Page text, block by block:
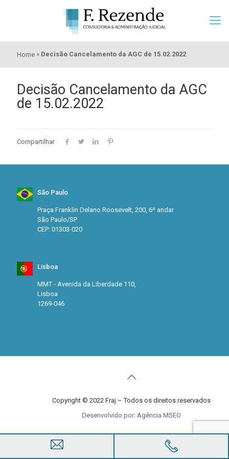
Home » Decisão Cancelamento da AGC de 15.02.2022
Decisão Cancelamento da AGC
de 15.02.2022
Compartilhar
São Paulo
Praça Franklin Delano Roosevelt, 200, 6º andar
São Paulo/SP
CEP: 01303-020
Lisboa
MMT - Avenida da Liberdade 110,
Lisboa
1269-046
Copyright © 2022 Fraj – Todos os direitos reservados
Desenvolvido por: Agência MSEO